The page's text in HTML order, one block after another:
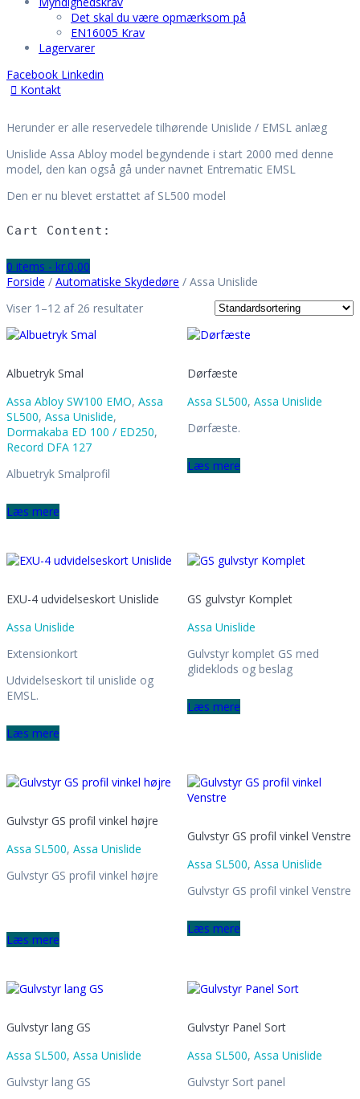
Det skal du være opmærksom på
EN16005 Krav
Lagervarer
Facebook Linkedin
Kontakt
Vision
Service
Serviceaftale
Automatiske døre
Adgangskontrol
Ansatte
Historien
Persondatapolitik
Job hos T.E. Service
Det skal du være opmærksom på
EN16005 Krav
Lagervarer
Kontakt
Herunder er alle reservedele tilhørende Unislide / EMSL anlæg
Unislide Assa Abloy model begyndende i start 2000 med denne
model, den kan også gå under navnet Entrematic EMSL
Den er nu blevet erstattet af SL500 model
Cart Content:
0 items - kr.0,00
Forside / Automatiske Skydedøre / Assa Unislide
Viser 1–12 af 26 resultater
Albuetryk Smal
Assa Abloy SW100 EMO, Assa
SL500, Assa Unislide,
Dormakaba ED 100 / ED250,
Record DFA 127
Albuetryk Smalprofil
Læs mere
Dørfæste
Assa SL500, Assa Unislide
Dørfæste.
Læs mere
EXU-4 udvidelseskort Unislide
Assa Unislide
Extensionkort
Udvidelseskort til unislide og
EMSL.
Læs mere
GS gulvstyr Komplet
Assa Unislide
Gulvstyr komplet GS med
glideklods og beslag
Læs mere
Gulvstyr GS profil vinkel højre
Assa SL500, Assa Unislide
Gulvstyr GS profil vinkel højre
Læs mere
Gulvstyr GS profil vinkel Venstre
Assa SL500, Assa Unislide
Gulvstyr GS profil vinkel Venstre
Læs mere
Gulvstyr lang GS
Assa SL500, Assa Unislide
Gulvstyr lang GS
Gulvstyr Panel Sort
Assa SL500, Assa Unislide
Gulvstyr Sort panel